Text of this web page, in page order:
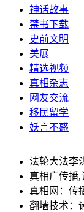
神话故事
禁书下载
史前文明
美展
精选视频
真相杂志
网友交流
移民留学
妖言不惑
法轮大法李
真相广传播
真相网：传
翻墙技术：